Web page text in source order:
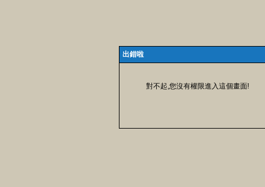
出錯啦
對不起,您沒有權限進入這個畫面!